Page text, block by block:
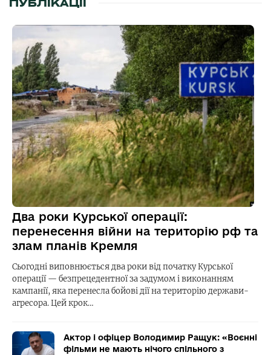
ПУБЛІКАЦІЇ
Два роки Курської операції:
перенесення війни на територію рф та
злам планів Кремля
Сьогодні виповнюється два роки від початку Курської
операції — безпрецедентної за задумом і виконанням
кампанії, яка перенесла бойові дії на територію держави-
агресора. Цей крок…
Актор і офіцер Володимир Ращук: «Воєнні
фільми не мають нічого спільного з